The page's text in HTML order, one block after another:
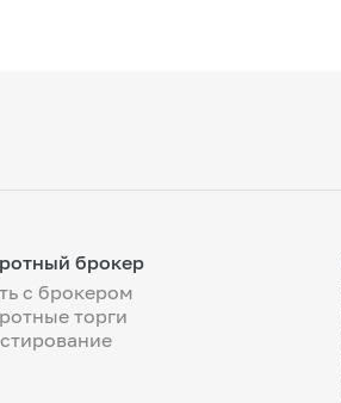
брокер
с брокером
торги